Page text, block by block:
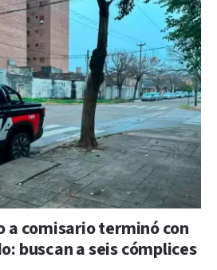
a comisario terminó con
buscan a seis cómplices